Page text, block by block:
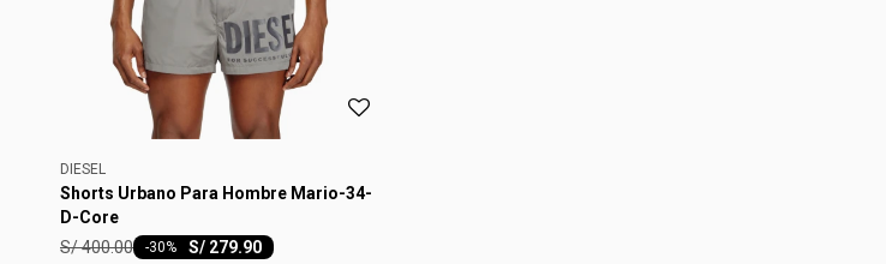
DIESEL
Shorts Urbano Para Hombre Mario-34-
D-Core
S/ 279.90
-30
S/400.00